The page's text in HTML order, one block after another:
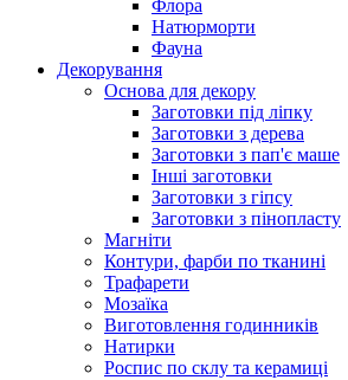
Флора
Натюрморти
Фауна
Декорування
Основа для декору
Заготовки під ліпку
Заготовки з дерева
Заготовки з пап'є маше
Інші заготовки
Заготовки з гіпсу
Заготовки з пінопласту
Магніти
Контури, фарби по тканині
Трафарети
Мозаїка
Виготовлення годинників
Натирки
Роспис по склу та керамиці